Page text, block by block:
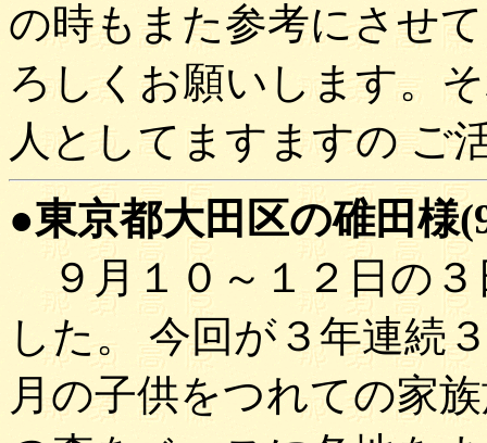
の時もまた参考にさせ
ろしくお願いします。
人としてますますの ご
●東京都大田区の碓田様
９月１０～１２日の３
した。 今回が３年連続
月の子供をつれての家